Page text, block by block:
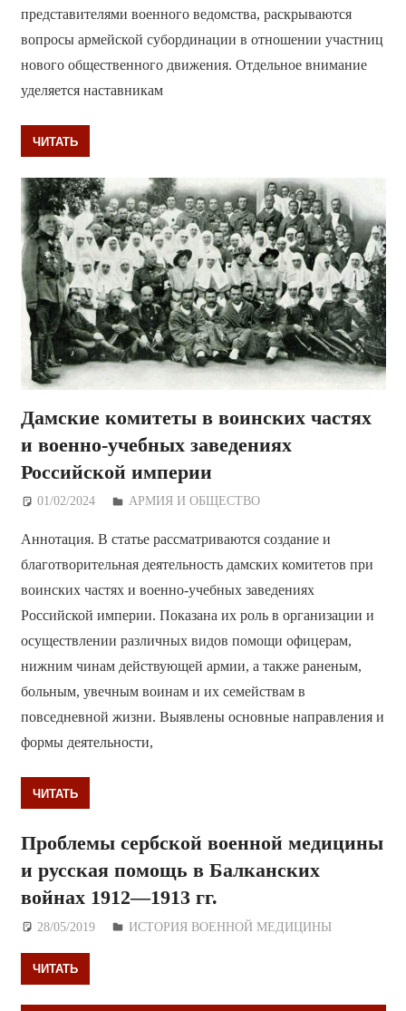
представителями военного ведомства, раскрываются
вопросы армейской субординации в отношении участниц
нового общественного движения. Отдельное внимание
уделяется наставникам
ЧИТАТЬ
Дамские комитеты в воинских частях
и военно-учебных заведениях
Российской империи
01/02/2024 Дежурный по Редакции
АРМИЯ И ОБЩЕСТВО
Аннотация. В статье рассматриваются создание и
благотворительная деятельность дамских комитетов при
воинских частях и военно-учебных заведениях
Российской империи. Показана их роль в организации и
осуществлении различных видов помощи офицерам,
нижним чинам действующей армии, а также раненым,
больным, увечным воинам и их семействам в
повседневной жизни. Выявлены основные направления и
формы деятельности,
ЧИТАТЬ
Проблемы сербской военной медицины
и русская помощь в Балканских
войнах 1912—1913 гг.
28/05/2019 Дежурный по Редакции
ИСТОРИЯ ВОЕННОЙ МЕДИЦИНЫ
ЧИТАТЬ